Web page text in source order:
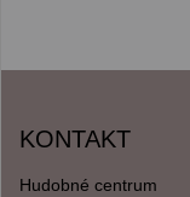
KONTAKT
Hudobné centrum